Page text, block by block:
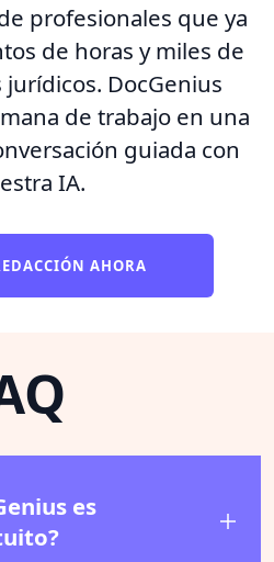
profesionales que ya
de horas y miles de
DocGenius
de trabajo en una
guiada con
IA.
AHORA
es